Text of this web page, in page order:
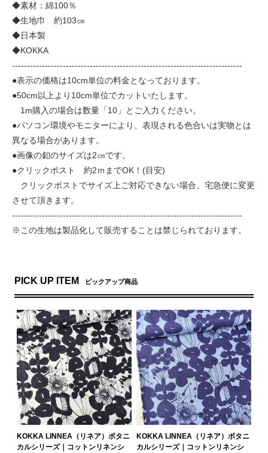
◆素材：綿100％
◆生地巾 約103㎝
◆日本製
◆KOKKA
-----------------------------------------------------------------------------
●表示の価格は10cm単位の料金となっております。
●50cm以上より10cm単位でカットいたします。
1m購入の場合は数量「10」とご入力ください。
●パソコン環境やモニターにより、表現される色合いは実物とは
異なる場合があります。
●画像の釦のサイズは2㎝です。
●クリックポスト 約2ｍまでOK！(目安)
クリックポストでサイズ上ご対応できない場合、宅急便に変更
させて頂きます。
-----------------------------------------------------------------------------
※この生地は製品化して販売することは禁じられております。
PICK UP ITEM ピックアップ商品
KOKKA LINNEA（リネア）ボタニ
カルシリーズ｜コットンリネンシ
KOKKA LINNEA（リネア）ボタニ
カルシリーズ｜コットンリネンシ